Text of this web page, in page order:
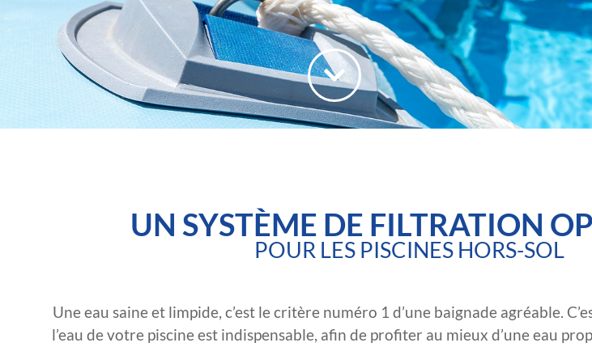
UN SYSTÈME DE FILTRATION
POUR LES PISCINES HORS-SOL
Une eau saine et limpide, c’est le critère numéro 1 d’une baignade agréable.
l’eau de votre piscine est indispensable, afin de profiter au mieux d’une eau